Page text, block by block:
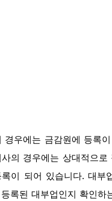
경우에는 금감원에 등록
의 경우에는 상대적으로
록이 되어 있습니다. 대부
록된 대부업인지 확인하